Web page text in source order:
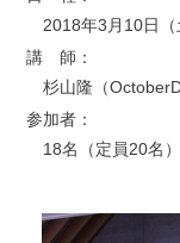
2018年3月10日（
講 師：
杉山隆（
参加者：
18名（定員20名）